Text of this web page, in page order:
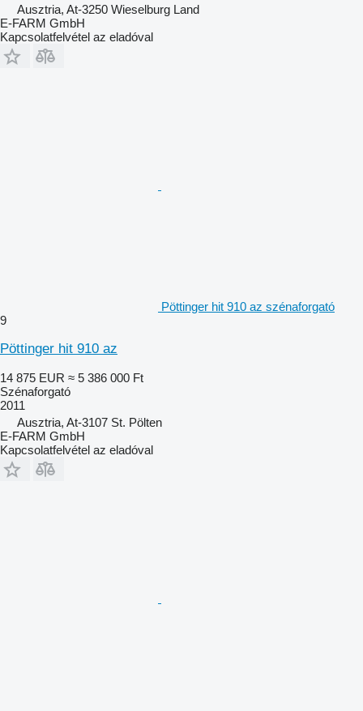
Ausztria, At-3250 Wieselburg Land
E-FARM GmbH
Kapcsolatfelvétel az eladóval
Pöttinger hit 910 az szénaforgató
9
Pöttinger hit 910 az
14 875 EUR ≈ 5 386 000 Ft
Szénaforgató
2011
Ausztria, At-3107 St. Pölten
E-FARM GmbH
Kapcsolatfelvétel az eladóval